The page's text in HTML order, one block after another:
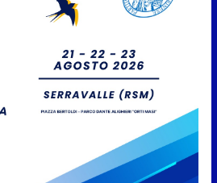
9 Agosto 2026
San Marino. AR plaude al
confronto tra istituzioni e
professionisti sulle procedure e
verifiche ispettive